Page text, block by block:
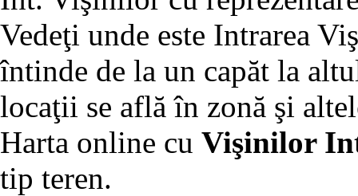
Vedeţi unde este Intrarea
întinde de la un capăt la
locaţii se află în zonă şi
Harta online cu Vişinilor
tip teren.